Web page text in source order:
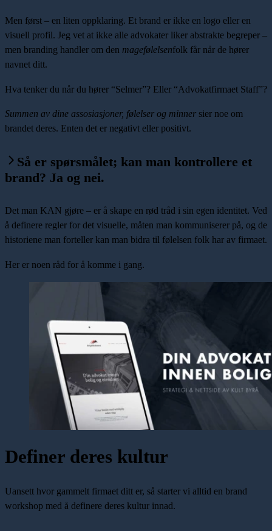
Men først – en liten oppklaring. Et brand er ikke en logo eller en
visuell profil. Jeg vet at ikke alle advokater liker abstrakte begreper –
men branding handler om den magefølelsenfolk får når de hører
navnet ditt.
Hva tenker du når du hører “Selmer”? Eller “Advokatfirmaet Staff”?
Summen av dine assosiasjoner, følelser og minner sier noe om
brandet deres. Enten det er negativt eller positivt.
Så er spørsmålet; kan man kontrollere et
brand? Ja og nei.
Det man KAN gjøre – er å skape en rød tråd i sin egen identitet. Ved
å definere regler for det visuelle, måten man kommuniserer på, og de
historiene man forteller kan man bidra til følelsen folk har av firmaet.
Her er noen råd for å komme i gang.
Definer deres kultur
Uansett hvor gammelt firmaet ditt er, så starter vi alltid en brand
workshop med å definere deres kultur innad.